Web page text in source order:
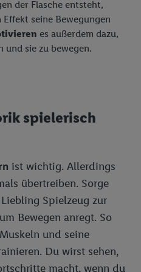
der Flasche entsteht,
seine Bewegungen
es außerdem dazu,
und sie zu bewegen.
spielerisch
ist wichtig. Allerdings
übertreiben. Sorge
Spielzeug zur
Bewegen anregt. So
und seine
Du wirst sehen,
macht, wenn du
den Erfolg von
messen kann.
basiert auf der
- sowie Ihre genauen
Endgeräte und Lidl-
Ihren Endgeräten zur
Segmenten). Im
dieser Werbung erfolgen
Erfolgsmessung der
zur Entwicklung von
Sicherung und Optimierung
dazu erteilen und danach ein